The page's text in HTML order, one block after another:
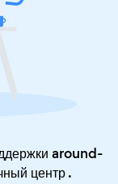
around-
центр.